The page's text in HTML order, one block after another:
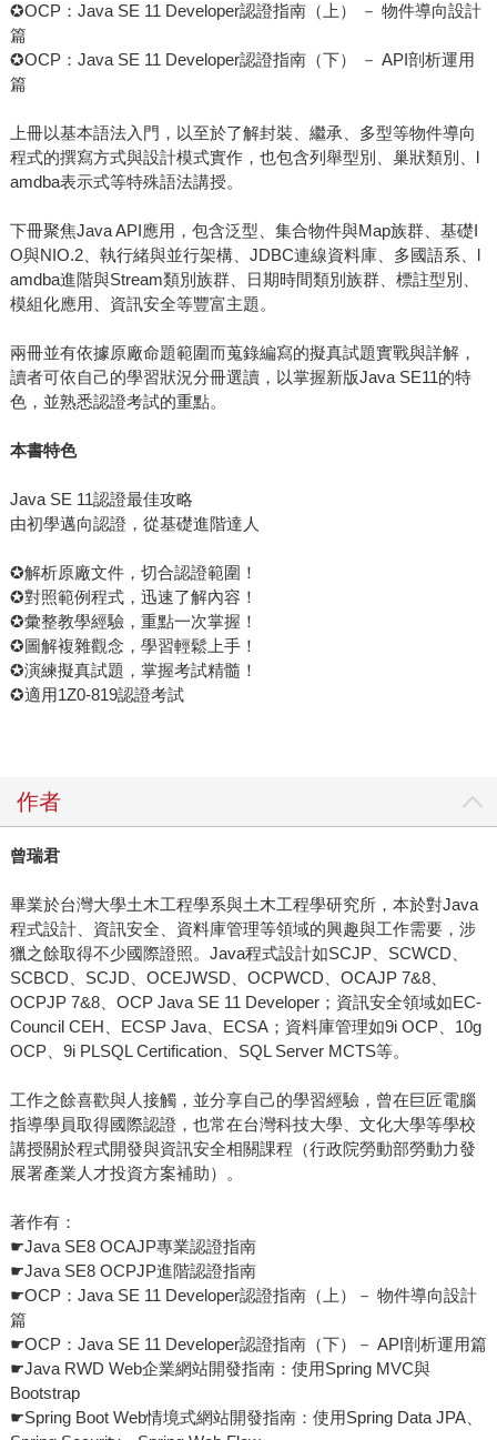
✪OCP：Java SE 11 Developer認證指南（上） － 物件導向設計
篇
✪OCP：Java SE 11 Developer認證指南（下） － API剖析運用
篇
上冊以基本語法入門，以至於了解封裝、繼承、多型等物件導向
程式的撰寫方式與設計模式實作，也包含列舉型別、巢狀類別、l
amdba表示式等特殊語法講授。
下冊聚焦Java API應用，包含泛型、集合物件與Map族群、基礎I
O與NIO.2、執行緒與並行架構、JDBC連線資料庫、多國語系、l
amdba進階與Stream類別族群、日期時間類別族群、標註型別、
模組化應用、資訊安全等豐富主題。
兩冊並有依據原廠命題範圍而蒐錄編寫的擬真試題實戰與詳解，
讀者可依自己的學習狀況分冊選讀，以掌握新版Java SE11的特
色，並熟悉認證考試的重點。
本書特色
Java SE 11認證最佳攻略
由初學邁向認證，從基礎進階達人
✪解析原廠文件，切合認證範圍！
✪對照範例程式，迅速了解內容！
✪彙整教學經驗，重點一次掌握！
✪圖解複雜觀念，學習輕鬆上手！
✪演練擬真試題，掌握考試精髓！
✪適用1Z0-819認證考試
作者
曾瑞君
畢業於台灣大學土木工程學系與土木工程學研究所，本於對Java
程式設計、資訊安全、資料庫管理等領域的興趣與工作需要，涉
獵之餘取得不少國際證照。Java程式設計如SCJP、SCWCD、
SCBCD、SCJD、OCEJWSD、OCPWCD、OCAJP 7&8、
OCPJP 7&8、OCP Java SE 11 Developer；資訊安全領域如EC-
Council CEH、ECSP Java、ECSA；資料庫管理如9i OCP、10g
OCP、9i PLSQL Certification、SQL Server MCTS等。
工作之餘喜歡與人接觸，並分享自己的學習經驗，曾在巨匠電腦
指導學員取得國際認證，也常在台灣科技大學、文化大學等學校
講授關於程式開發與資訊安全相關課程（行政院勞動部勞動力發
展署產業人才投資方案補助）。
著作有：
☛Java SE8 OCAJP專業認證指南
☛Java SE8 OCPJP進階認證指南
☛OCP：Java SE 11 Developer認證指南（上）－ 物件導向設計
篇
☛OCP：Java SE 11 Developer認證指南（下）－ API剖析運用篇
☛Java RWD Web企業網站開發指南：使用Spring MVC與
Bootstrap
☛Spring Boot Web情境式網站開發指南：使用Spring Data JPA、